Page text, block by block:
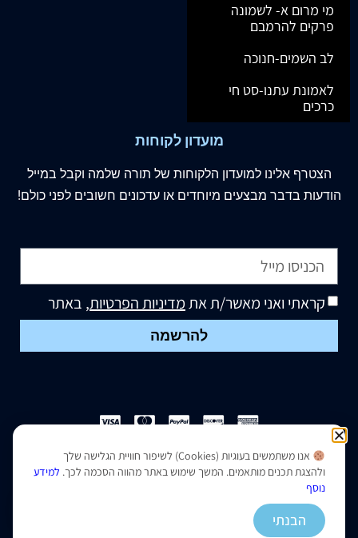
מי מרום א- לשמונה
פרקים להרמבם
לב השמים-חנוכה
לאמונת עתנו-סט חי
כרכים
מועדון לקוחות
הצטרף אלינו למועדון הלקוחות של תורה שלמה וקבל במייל
הודעות בדבר מבצעים מיוחדים או עדכונים חשובים לפני כולם!
קראתי ואני מאשר/ת אתמדיניות הפרטיות, באתר
להרשמה
הצהרת נגישות|מדיניות פרטיות
נבנה ועוצב על ידי –
אנו משתמשים בעוגיות (Cookies) לשיפור חוויית הגלישה שלך
ולהצגת תכנים מותאמים. המשך שימוש באתר מהווה הסכמה לכך. למידע
נוסף
הבנתי